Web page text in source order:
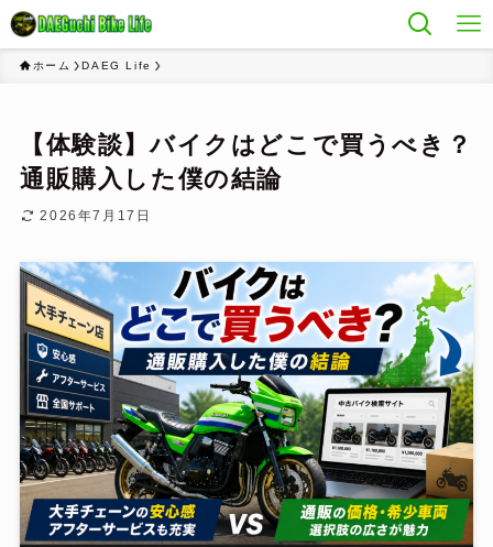
ホーム DAEG Life
【体験談】バイクはどこで買うべき？
通販購入した僕の結論
2026年7月17日